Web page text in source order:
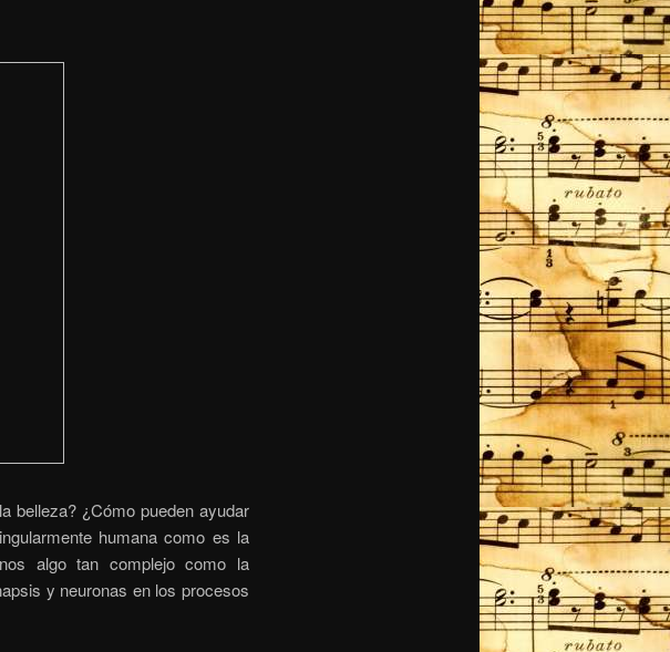
belleza? ¿Cómo pueden ayudar
humana como es la
algo tan complejo como la
y neuronas en los procesos